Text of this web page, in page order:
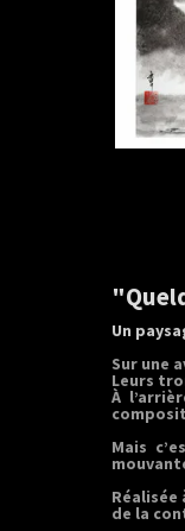
"
Un
Sur une
Leurs
À
Mais
de la